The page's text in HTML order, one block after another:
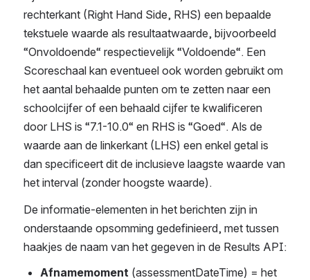
rechterkant (Right Hand Side, RHS) een bepaalde
tekstuele waarde als resultaatwaarde, bijvoorbeeld
“Onvoldoende“ respectievelijk “Voldoende“. Een
Scoreschaal kan eventueel ook worden gebruikt om
het aantal behaalde punten om te zetten naar een
schoolcijfer of een behaald cijfer te kwalificeren
door LHS is “7.1-10.0“ en RHS is “Goed“. Als de
waarde aan de linkerkant (LHS) een enkel getal is
dan specificeert dit de inclusieve laagste waarde van
het interval (zonder hoogste waarde).
De informatie-elementen in het berichten zijn in
onderstaande opsomming gedefinieerd, met tussen
haakjes de naam van het gegeven in de Results API:
Afnamemoment (assessmentDateTime) = het